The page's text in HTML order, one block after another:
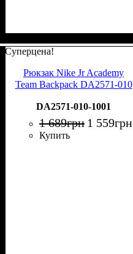
Суперцена!
Рюкзак Nike Jr Academy
Team Backpack DA2571-010
DA2571-010-1001
1 689грн 1 559грн
Купить